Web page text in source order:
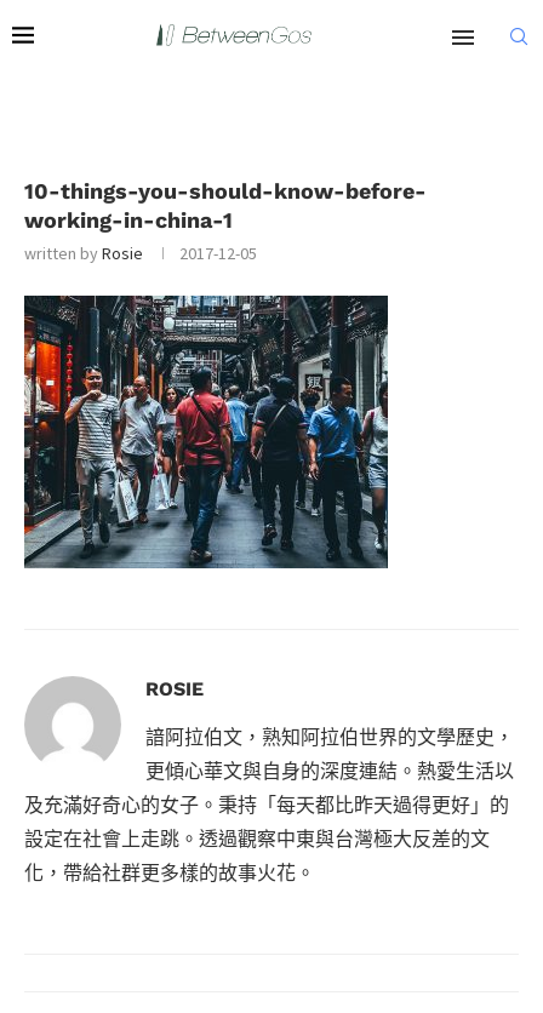
10-things-you-should-know-before-
working-in-china-1
written byRosie 2017-12-05
ROSIE
諳阿拉伯文，熟知阿拉伯世界的文學歷史，
更傾心華文與自身的深度連結。熱愛生活以
及充滿好奇心的女子。秉持「每天都比昨天過得更好」的
設定在社會上走跳。透過觀察中東與台灣極大反差的文
化，帶給社群更多樣的故事火花。